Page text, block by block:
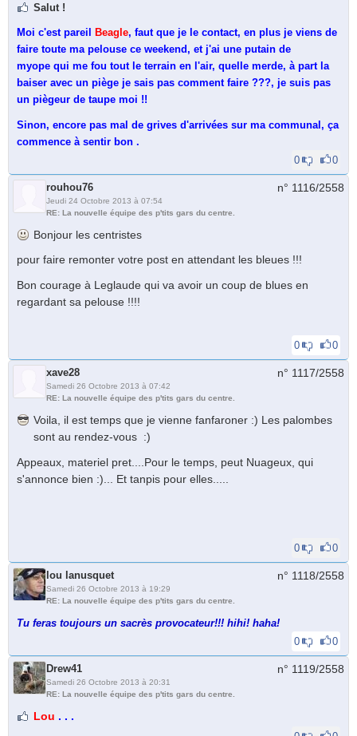
Salut !
Moi c'est pareil Beagle, faut que je le contact, en plus je viens de
faire toute ma pelouse ce weekend, et j'ai une putain de
myope qui me fou tout le terrain en l'air, quelle merde, à part la
baiser avec un piège je sais pas comment faire ???, je suis pas
un piègeur de taupe moi !!
Sinon, encore pas mal de grives d'arrivées sur ma communal, ça
commence à sentir bon .
0
0
rouhou76
Jeudi 24 Octobre 2013 à 07:54
RE: La nouvelle équipe des p'tits gars du centre.
n° 1116/2558
Bonjour les centristes
pour faire remonter votre post en attendant les bleues !!!
Bon courage à Leglaude qui va avoir un coup de blues en
regardant sa pelouse !!!!
0 0
xave28
Samedi 26 Octobre 2013 à 07:42
RE: La nouvelle équipe des p'tits gars du centre.
n° 1117/2558
Voila, il est temps que je vienne fanfaroner :) Les palombes
sont au rendez-vous :)
Appeaux, materiel pret....Pour le temps, peut Nuageux, qui
s'annonce bien :)... Et tanpis pour elles.....
0 0
lou lanusquet
Samedi 26 Octobre 2013 à 19:29
RE: La nouvelle équipe des p'tits gars du centre.
n° 1118/2558
Tu feras toujours un sacrès provocateur!!! hihi! haha!
0
0
Drew41
Samedi 26 Octobre 2013 à 20:31
RE: La nouvelle équipe des p'tits gars du centre.
n° 1119/2558
Lou . . .